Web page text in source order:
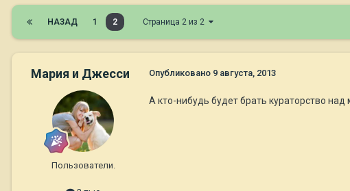
НАЗАД 1 2 Страница 2 из 2
Мария и Джесси
Пользователи.
Опубликовано 9 августа, 2013
А кто-нибудь будет брать кураторство